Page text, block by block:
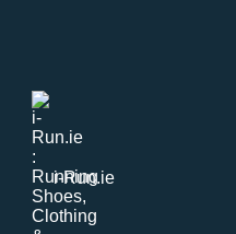
i-Run.ie